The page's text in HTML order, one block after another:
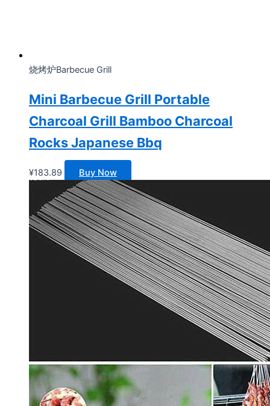
烧烤炉Barbecue Grill
Mini Barbecue Grill Portable
Charcoal Grill Bamboo Charcoal
Rocks Japanese Bbq
¥183.89 Buy Now